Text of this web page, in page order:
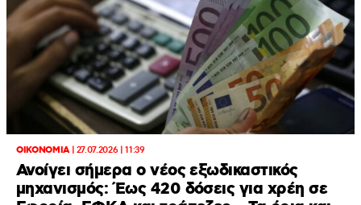
ΟΙΚΟΝΟΜΙΑ| 27.07.2026 | 11:39
Ανοίγει σήμερα ο νέος εξωδικαστικός
μηχανισμός: Έως 420 δόσεις για χρέη σε